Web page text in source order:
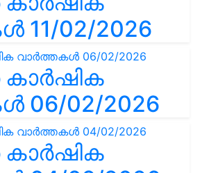
11/02/2026
06/02/2026